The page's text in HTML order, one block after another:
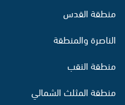
منطقة القدس
الناصرة والمنطقة
منطقة النقب
منطقة المثلث الشمالي